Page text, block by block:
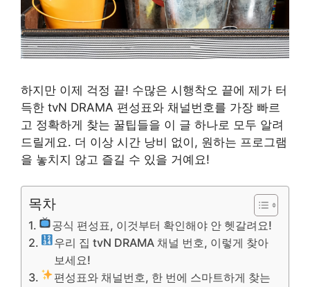
하지만 이제 걱정 끝! 수많은 시행착오 끝에 제가 터
득한 tvN DRAMA 편성표와 채널번호를 가장 빠르
고 정확하게 찾는 꿀팁들을 이 글 하나로 모두 알려
드릴게요. 더 이상 시간 낭비 없이, 원하는 프로그램
을 놓치지 않고 즐길 수 있을 거예요!
목차
공식 편성표, 이것부터 확인해야 안 헷갈려요!
우리 집 tvN DRAMA 채널 번호, 이렇게 찾아
보세요!
편성표와 채널번호, 한 번에 스마트하게 찾는